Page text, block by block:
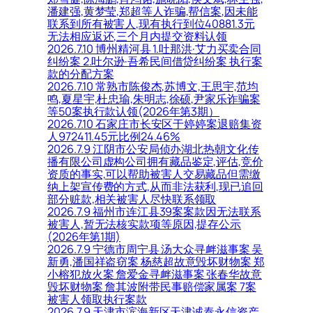
潘建强,黄梦莹,郑超等人诈骗,帮信案,因未能
联系到所有被害人,现有执行到位40881.3元
无法相应返还,三个月内提交资料认领
2026.7.10 博州精河县 1.吐那洪·艾力买卖合同
纠纷案 2.吐尔逊·吾希民间借贷纠纷案 执行案
款的分配方案
2026.7.10 常熟市陈俊杰,苏博文,王思宇,范均
鸣,夏星宇,杜忠瑜,朱明志,徐硕,尹家乐诈骗案
等50案执行款认领(2026年第3期）
2026.7.10 石家庄市长安区于婷婷案退赔集资
人972411.45元比例24.46%
2026.7.9 江阴市公安局侦办湖北热朝文化传
播有限公司虚构公司拥有藏品鉴定,评估,竞价
资质的事实,可以帮助被害人交易藏品但需缴
纳上架宣传费的方式,从而非法获利,现已追回
部分赃款,相关被害人尽快联系领取
2026.7.9 福州市连江县39案案款因无法联系
被害人,暂无法核实款项等原因,提存公示
(2026年第1期)
2026.7.9 宁德市周宁县 汤大众寻衅滋事案 吴
新勇,潘国祥盗窃案 杨慈超故意毁坏财物案 郑
小榕犯放火案 詹爱金寻衅滋事案 张春华故意
毁坏财物案 詹其波附带民事赔偿家属案 7案
被害人领取执行案款